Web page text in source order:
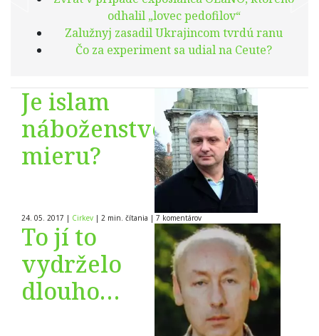
odhalil „lovec pedofilov“
Zalužnyj zasadil Ukrajincom tvrdú ranu
Čo za experiment sa udial na Ceute?
Je islam
náboženstvo
mieru?
24. 05. 2017 | Cirkev | 2 min. čítania | 7 komentárov
To jí to
vydrželo
dlouho…